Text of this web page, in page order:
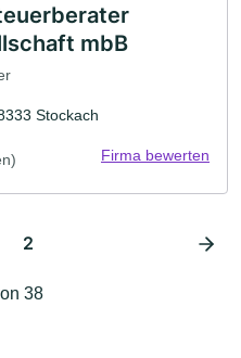
mbB
Stockach
Firma bewerten
2
38